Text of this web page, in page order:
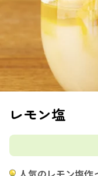
レモン塩